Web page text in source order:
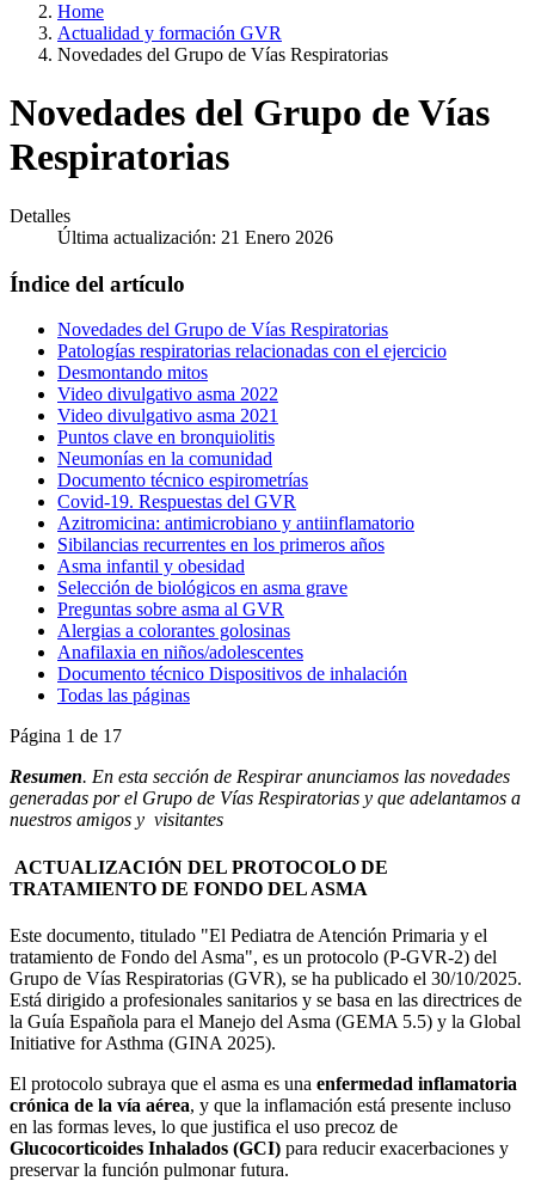
Home
Actualidad y formación GVR
Novedades del Grupo de Vías Respiratorias
Novedades del Grupo de Vías
Respiratorias
Detalles
Última actualización: 21 Enero 2026
Índice del artículo
Novedades del Grupo de Vías Respiratorias
Patologías respiratorias relacionadas con el ejercicio
Desmontando mitos
Video divulgativo asma 2022
Video divulgativo asma 2021
Puntos clave en bronquiolitis
Neumonías en la comunidad
Documento técnico espirometrías
Covid-19. Respuestas del GVR
Azitromicina: antimicrobiano y antiinflamatorio
Sibilancias recurrentes en los primeros años
Asma infantil y obesidad
Selección de biológicos en asma grave
Preguntas sobre asma al GVR
Alergias a colorantes golosinas
Anafilaxia en niños/adolescentes
Documento técnico Dispositivos de inhalación
Todas las páginas
Página 1 de 17
Resumen. En esta sección de Respirar anunciamos las novedades
generadas por el Grupo de Vías Respiratorias y que adelantamos a
nuestros amigos y visitantes
ACTUALIZACIÓN DEL PROTOCOLO DE
TRATAMIENTO DE FONDO DEL ASMA
Este documento, titulado "El Pediatra de Atención Primaria y el
tratamiento de Fondo del Asma", es un protocolo (P-GVR-2) del
Grupo de Vías Respiratorias (GVR), se ha publicado el 30/10/2025.
Está dirigido a profesionales sanitarios y se basa en las directrices de
la Guía Española para el Manejo del Asma (GEMA 5.5) y la Global
Initiative for Asthma (GINA 2025).
El protocolo subraya que el asma es una enfermedad inflamatoria
crónica de la vía aérea, y que la inflamación está presente incluso
en las formas leves, lo que justifica el uso precoz de
Glucocorticoides Inhalados (GCI) para reducir exacerbaciones y
preservar la función pulmonar futura.